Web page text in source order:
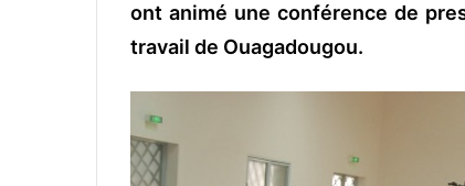
ont animé une conférence de
travail de Ouagadougou.